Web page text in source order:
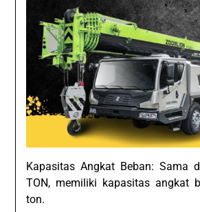
Kapasitas Angkat Beban: Sama
TON, memiliki kapasitas angkat
ton.